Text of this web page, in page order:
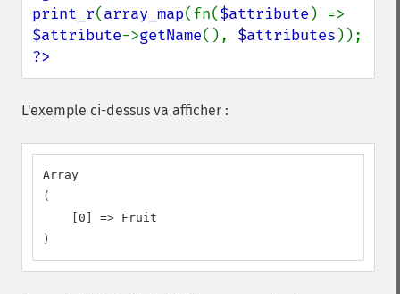
print_r(array_map(fn($attribute
$attribute->getName(), $attributes
?>
L'exemple ci-dessus va afficher :
Array
(
    [0] => Fruit
)